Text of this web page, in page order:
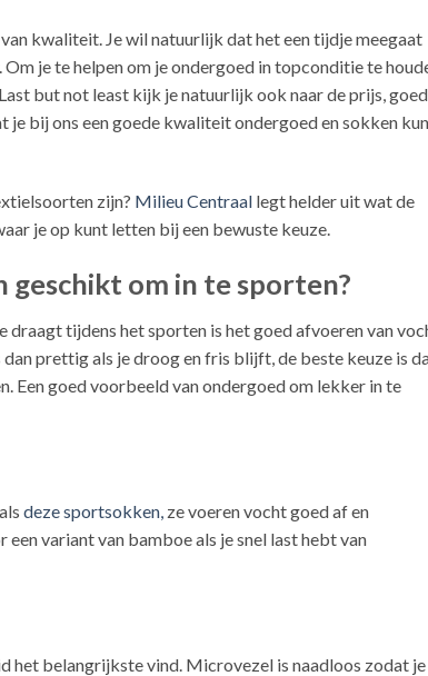
kwaliteit. Je wil natuurlijk dat het een tijdje meegaat
je te helpen om je ondergoed in topconditie te
but not least kijk je natuurlijk ook naar de prijs, goed
bij ons een goede kwaliteit ondergoed en sokken
zijn? Milieu Centraal legt helder uit wat de
je op kunt letten bij een bewuste keuze.
geschikt om in te sporten?
tijdens het sporten is het goed afvoeren van
prettig als je droog en fris blijft, de beste keuze is
Een goed voorbeeld van ondergoed om lekker in te
deze sportsokken, ze voeren vocht goed af en
variant van bamboe als je snel last hebt van
het belangrijkste vind. Microvezel is naadloos zodat je